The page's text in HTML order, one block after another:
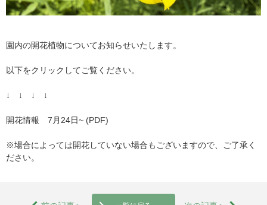
園内の開花植物についてお知らせいたします。
以下をクリックしてご覧ください。
↓ ↓ ↓ ↓
開花情報 7月24日~ (PDF)
※場合によっては開花していない場合もございますので、ご了承く
ださい。